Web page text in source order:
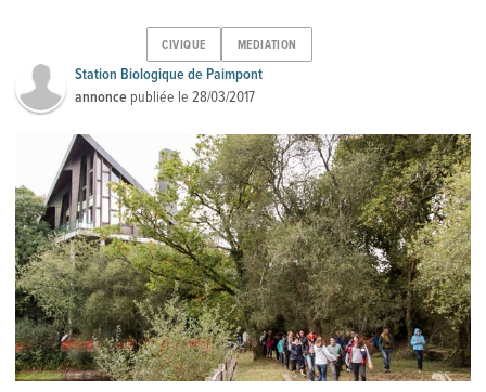
CIVIQUE MEDIATION
Station Biologique de Paimpont
annonce publiée le28/03/2017